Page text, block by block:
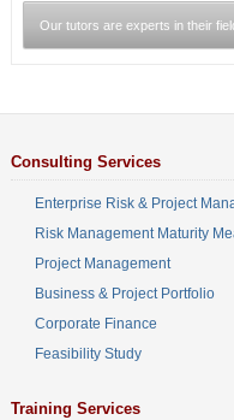
Our tutors are experts in their
Consulting Services
Enterprise Risk & Project
Risk Management Maturity
Project Management
Business & Project Portfolio
Corporate Finance
Feasibility Study
Training Services